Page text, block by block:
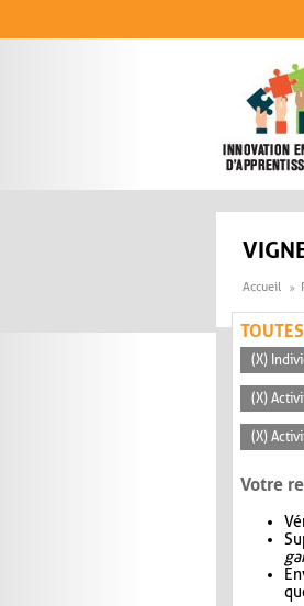
Accueil
(X)
(X)
(X)
Votre